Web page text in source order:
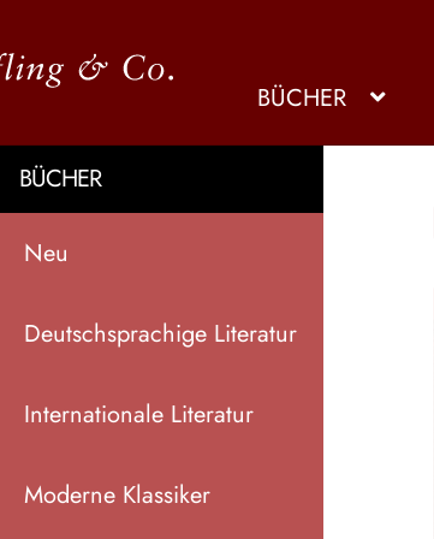
BÜCHER
BÜCHER
Neu
Deutschsprachige Literatur
Internationale Literatur
Moderne Klassiker